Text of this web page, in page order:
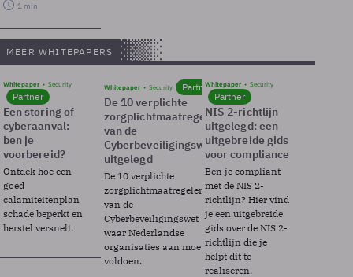
1 min
MEER WHITEPAPERS
Whitepaper Security
Partner
Een storing of
cyberaanval:
ben je
voorbereid?
Ontdek hoe een
goed
calamiteitenplan
schade beperkt en
herstel versnelt.
Whitepaper Security Partner
De 10 verplichte
zorgplichtmaatregelen
van de
Cyberbeveiligingswet
uitgelegd
De 10 verplichte
zorgplichtmaatregelen
van de
Cyberbeveiligingswet
waar Nederlandse
organisaties aan moeten
voldoen.
Whitepaper Security
Partner
NIS 2-richtlijn
uitgelegd: een
uitgebreide gids
voor compliance
Ben je compliant
met de NIS 2-
richtlijn? Hier vind
je een uitgebreide
gids over de NIS 2-
richtlijn die je
helpt dit te
realiseren.